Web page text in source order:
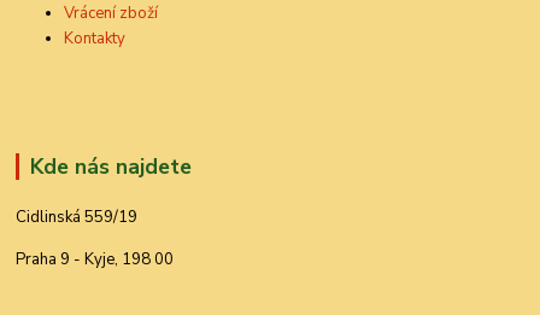
Vrácení zboží
Kontakty
Kde nás najdete
Cidlinská 559/19
Praha 9 - Kyje, 198 00